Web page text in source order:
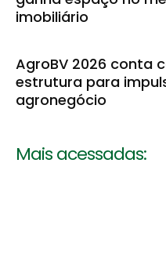
imobiliário
AgroBV 2026 conta
estrutura para
agronegócio
Mais acessadas: